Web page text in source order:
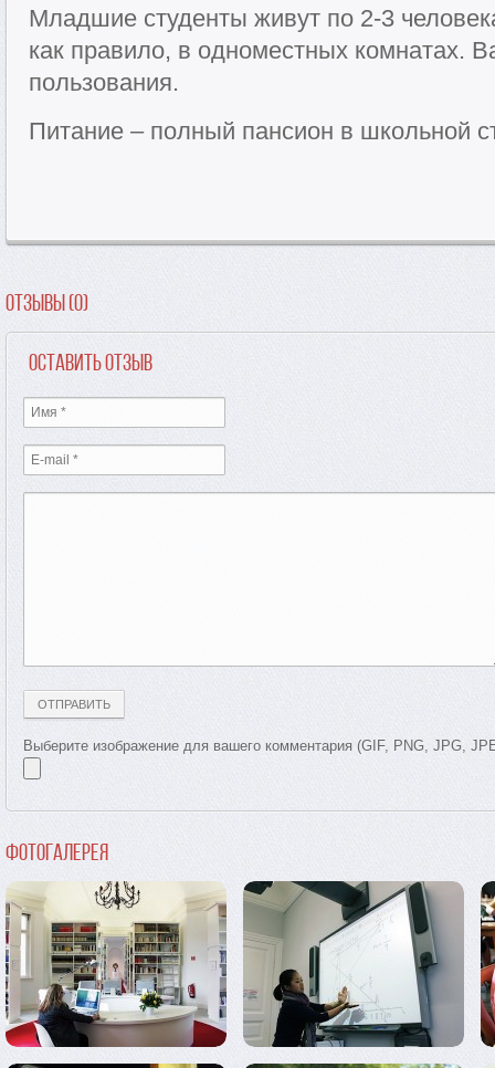
Младшие студенты живут по 2-3
как правило, в одноместных комнатах.
пользования.
Питание – полный пансион в школьной
Отзывы (0)
Оставить отзыв
Выберите изображение для вашего комментария (GIF, PNG, JPG,
Фотогалерея